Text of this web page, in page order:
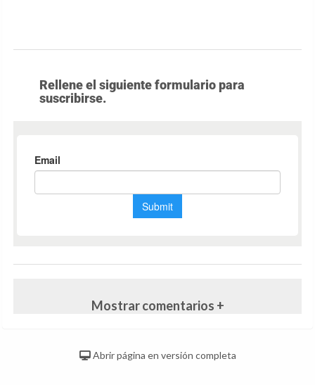
Rellene el siguiente formulario para
suscribirse.
Mostrar comentarios +
Abrir página en versión completa